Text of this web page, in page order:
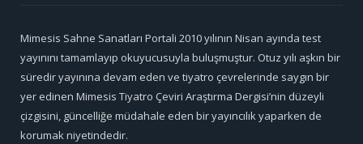
Mimesis Sahne Sanatları Portali 2010 yılının Nisan ayında test
yayınını tamamlayıp okuyucusuyla buluşmuştur. Otuz yılı aşkın bir
süredir yayınına devam eden ve tiyatro çevrelerinde saygın bir
yer edinen Mimesis Tiyatro Çeviri Araştırma Dergisi’nin düzeyli
çizgisini, güncelliğe müdahale eden bir yayıncılık yaparken de
korumak niyetindedir.